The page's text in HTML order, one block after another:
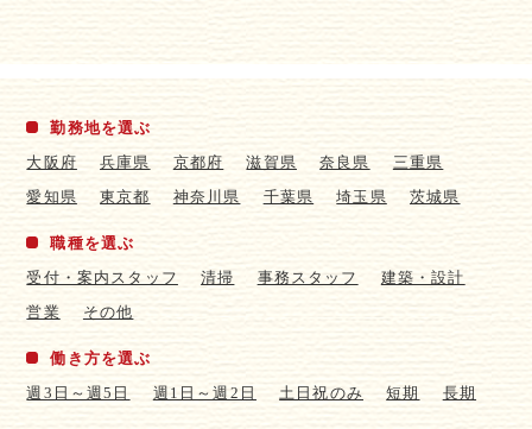
勤務地を選ぶ
大阪府
兵庫県 京都府 滋賀県 奈良県
三重県
愛知県
東京都 神奈川県 千葉県 埼玉県 茨城県
職種を選ぶ
受付・案内スタッフ
清掃 事務スタッフ
建築・設計
営業
その他
働き方を選ぶ
週3日～週5日
週1日～週2日 土日祝のみ 短期 長期